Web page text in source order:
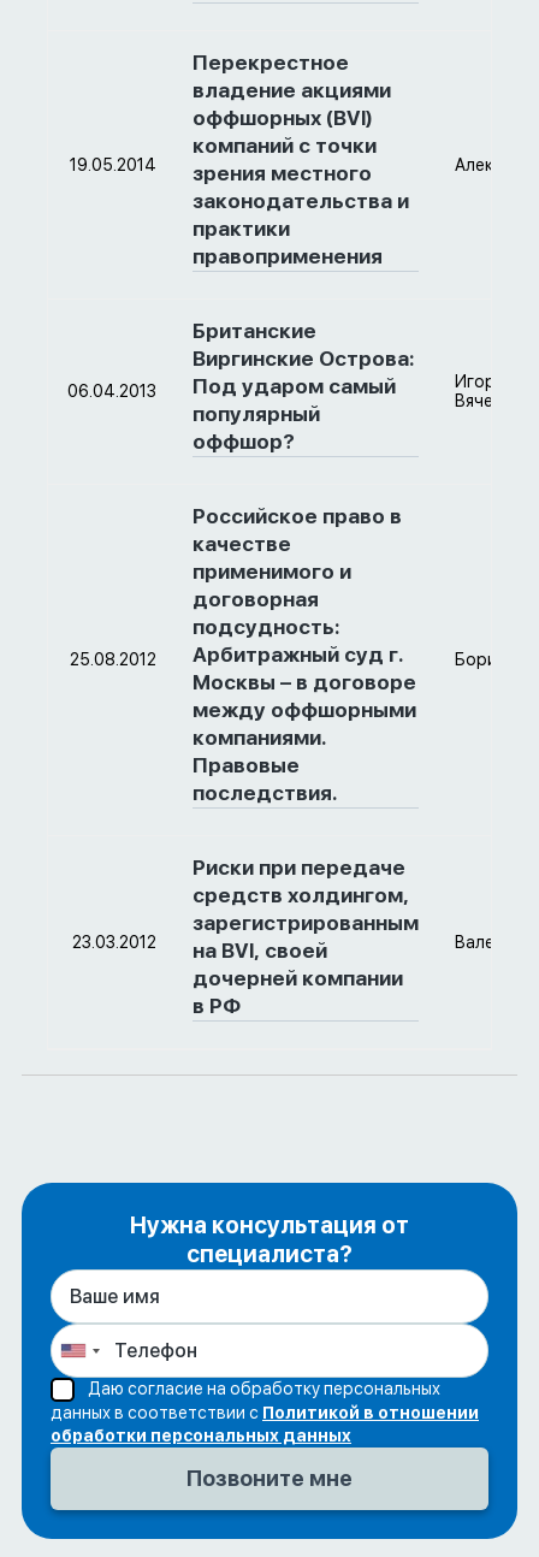
19.05.2014
Перекрестное
владение акциями
оффшорных (BVI)
компаний с точки
зрения местного
законодательства и
практики
правоприменения
06.04.2013
Британские
Виргинские Острова:
Под ударом самый
популярный
оффшор?
Игорь
25.08.2012
Российское право в
качестве
применимого и
договорная
подсудность:
Арбитражный суд г.
Москвы – в договоре
между оффшорными
компаниями.
Правовые
последствия.
Борис
23.03.2012
Риски при передаче
средств холдингом,
зарегистрированным
на BVI, своей
дочерней компании
в РФ
Валерий
Нужна консультация от
специалиста?
Даю согласие на обработку персональных
данных в соответствии с Политикой в отношении
обработки персональных данных